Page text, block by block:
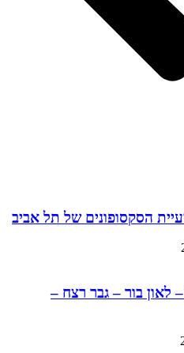
3.2.26, יום ג', בשעה 20:30 – לאון בור – גבר רצח –